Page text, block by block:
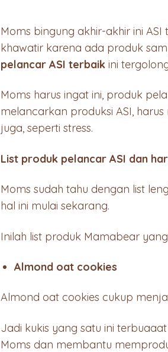
Moms bingung akhir-akhir ini
khawatir karena ada produk
pelancar ASI terbaik ini
Moms harus ingat ini, produk
melancarkan produksi ASI,
juga, seperti stress.
List produk pelancar ASI dan
Moms sudah tahu dengan list
hal ini mulai sekarang.
Inilah list produk Mamabear
Almond oat cookies
Almond oat cookies cukup
Jadi kukis yang satu ini
Moms dan membantu